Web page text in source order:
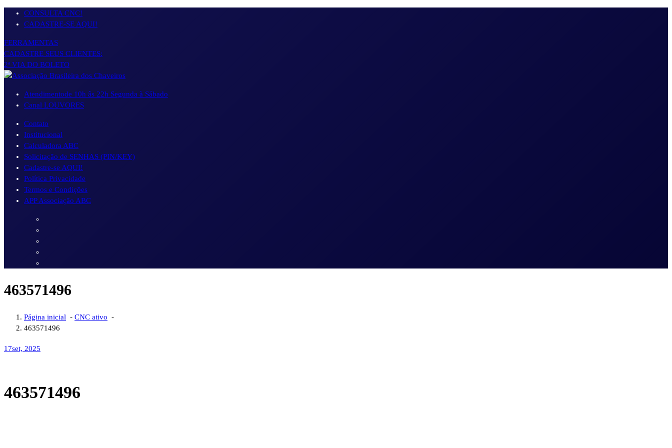
Pular
para
conteúdo
CONSULTA CNC!
CADASTRE-SE AQUI!
FERRAMENTAS
CADASTRE SEUS CLIENTES:
2ª VIA DO BOLETO
Atendimentode 10h âs 22h Segunda à Sábado
Canal LOUVORES
Contato
Institucional
Calculadora ABC
Solicitação de SENHAS (PIN/KEY)
Cadastre-se AQUI!
Política Privacidade
Termos e Condições
APP Associação ABC
463571496
Página inicial - CNC ativo -
463571496
17set, 2025
463571496